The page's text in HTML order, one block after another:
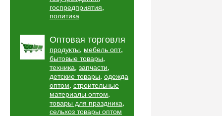
госпредприятия,
политика
Оптовая торговля
продукты, мебель опт,
бытовые товары,
техника, запчасти,
детские товары, одежда
оптом, строительные
материалы оптом,
товары для праздника,
сельхоз товары оптом